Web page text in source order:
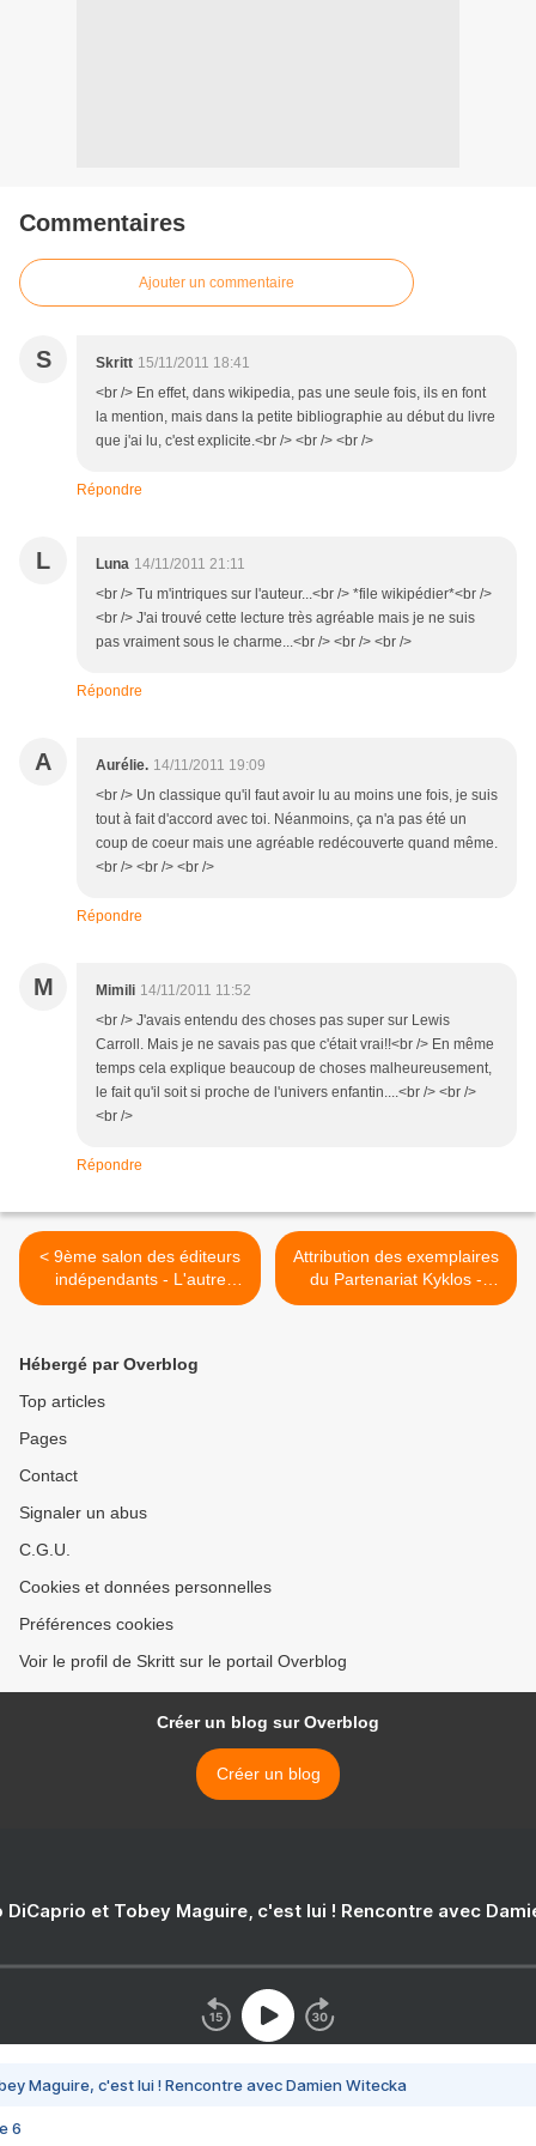
Commentaires
Ajouter un commentaire
S Skritt 15/11/2011 18:41
<br /> En effet, dans wikipedia, pas une seule fois, ils en font
la mention, mais dans la petite bibliographie au début du livre
que j'ai lu, c'est explicite.<br /> <br /> <br />
Répondre
L Luna 14/11/2011 21:11
<br /> Tu m'intriques sur l'auteur...<br /> *file wikipédier*<br />
<br /> J'ai trouvé cette lecture très agréable mais je ne suis
pas vraiment sous le charme...<br /> <br /> <br />
Répondre
A Aurélie. 14/11/2011 19:09
<br /> Un classique qu'il faut avoir lu au moins une fois, je suis
tout à fait d'accord avec toi. Néanmoins, ça n'a pas été un
coup de coeur mais une agréable redécouverte quand même.
<br /> <br /> <br />
Répondre
M Mimili 14/11/2011 11:52
<br /> J'avais entendu des choses pas super sur Lewis
Carroll. Mais je ne savais pas que c'était vrai!!<br /> En même
temps cela explique beaucoup de choses malheureusement,
le fait qu'il soit si proche de l'univers enfantin....<br /> <br />
<br />
Répondre
< 9ème salon des éditeurs
indépendants - L'autre
LIVRE [18-20/11/11]
Attribution des exemplaires
du Partenariat Kyklos -
Novembre 2011 >
Hébergé par Overblog
Top articles
Pages
Contact
Signaler un abus
C.G.U.
Cookies et données personnelles
Préférences cookies
Voir le profil de Skritt sur le portail Overblog
Créer un blog sur Overblog
Créer un blog
DiCaprio et Tobey Maguire, c'est lui ! Rencontre avec
Maguire, c'est lui ! Rencontre avec Damien Witecka
6